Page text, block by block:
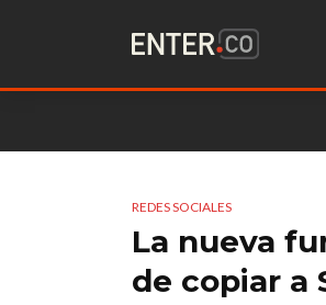
REDES SOCIALES
La nueva
de copiar a